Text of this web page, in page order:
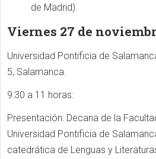
de Madrid).
Viernes 27 de
Universidad Pontificia de
5, Salamanca.
9:30 a 11 horas:
Presentación: Decana de la
Universidad Pontificia de
catedrática de Lenguas y